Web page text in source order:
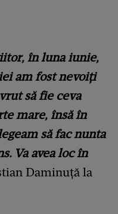
în luna iunie,
am fost nevoiți
să fie ceva
mare, însă în
să fac nunta
Va avea loc în
Daminuță la